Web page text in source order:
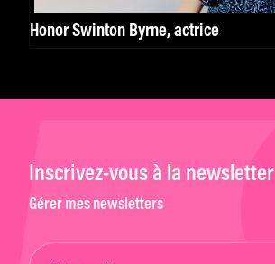
Honor Swinton Byrne, actrice
Inscrivez-vous à la newsletter
Gérer mes newsletters